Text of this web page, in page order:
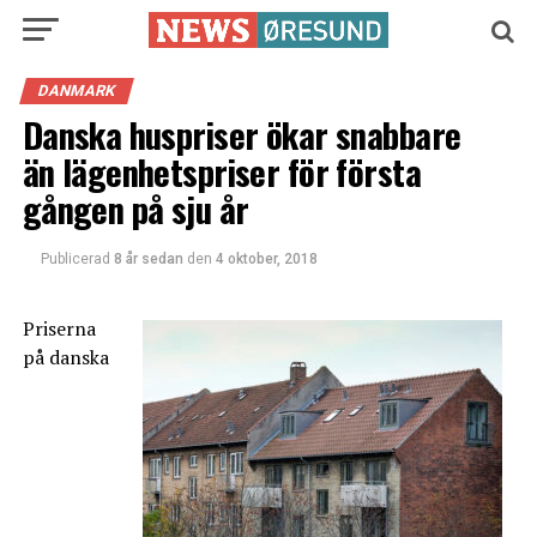
DANMARK
Danska huspriser ökar snabbare
än lägenhetspriser för första
gången på sju år
Publicerad 8 år sedan den 4 oktober, 2018
Priserna
på danska